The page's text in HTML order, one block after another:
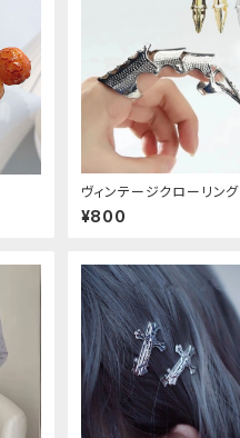
ヴィンテージクローリング
¥800